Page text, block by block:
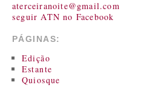
aterceiranoite@gmail.com
seguir ATN no Facebook
PÁGINAS:
Edição
Estante
Quiosque